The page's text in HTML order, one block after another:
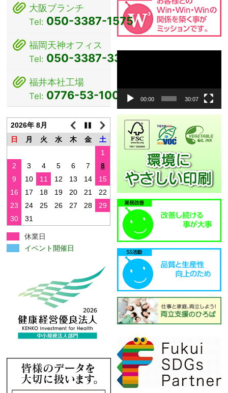
ョ
ン
大阪ブランチ
Tel: 050-3387-1575
福岡天神オフィス
Tel: 050-3387-3381
福井本社工場
Tel: 0776-53-1000
2026年 8月
日
月 火 水 木 金
土
1
2
3 4 5 6 7
8
9
10 11 12 13 14
15
16
17 18 19 20 21
22
23
24 25 26 27 28
29
30
31
休業日
イベント開催日
動
レ
ー
ヤ
00:00 30:07